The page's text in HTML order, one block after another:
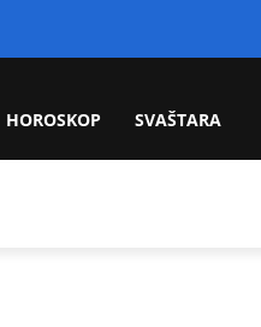
HOROSKOP SVAŠTARA